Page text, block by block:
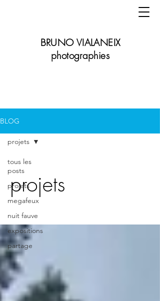
BRUNO VIALANEIX
photographies
BLOG
tous les
posts
projets
megafeux
nuit fauve
expositions
partage
projets
projets